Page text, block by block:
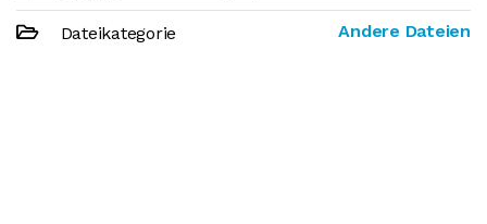
Dateikategorie Andere Dateien